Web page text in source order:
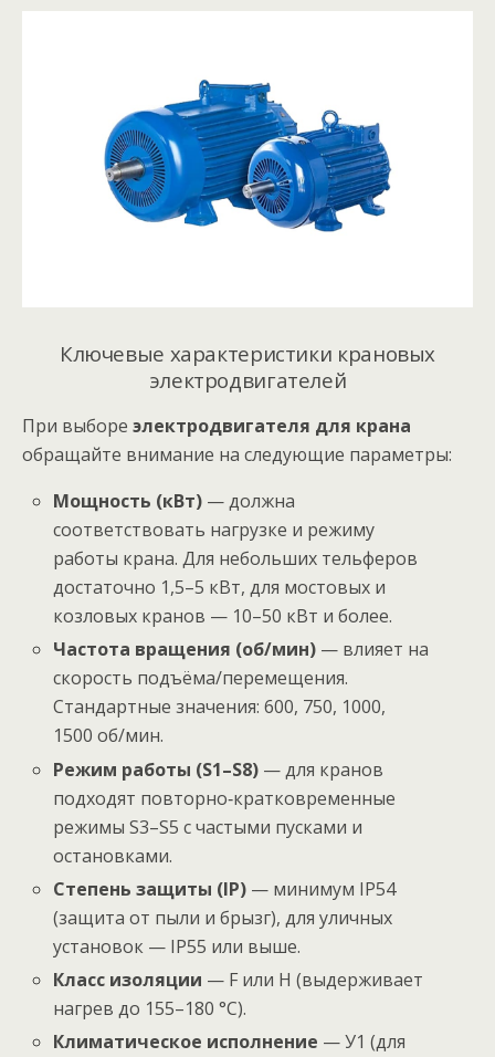
Ключевые характеристики крановых
электродвигателей
При выборе электродвигателя для крана
обращайте внимание на следующие параметры:
Мощность (кВт) — должна
соответствовать нагрузке и режиму
работы крана. Для небольших тельферов
достаточно 1,5–5 кВт, для мостовых и
козловых кранов — 10–50 кВт и более.
Частота вращения (об/мин) — влияет на
скорость подъёма/перемещения.
Стандартные значения: 600, 750, 1000,
1500 об/мин.
Режим работы (S1–S8) — для кранов
подходят повторно‑кратковременные
режимы S3–S5 с частыми пусками и
остановками.
Степень защиты (IP) — минимум IP54
(защита от пыли и брызг), для уличных
установок — IP55 или выше.
Класс изоляции — F или H (выдерживает
нагрев до 155–180 °C).
Климатическое исполнение — У1 (для